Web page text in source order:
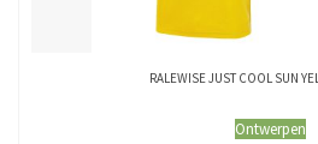
RALEWISE JUST COOL SUN
Ontwerpen